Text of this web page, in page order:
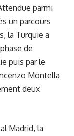
parmi
un parcours
la Turquie a
de
puis par le
Montella
deux
Madrid, la